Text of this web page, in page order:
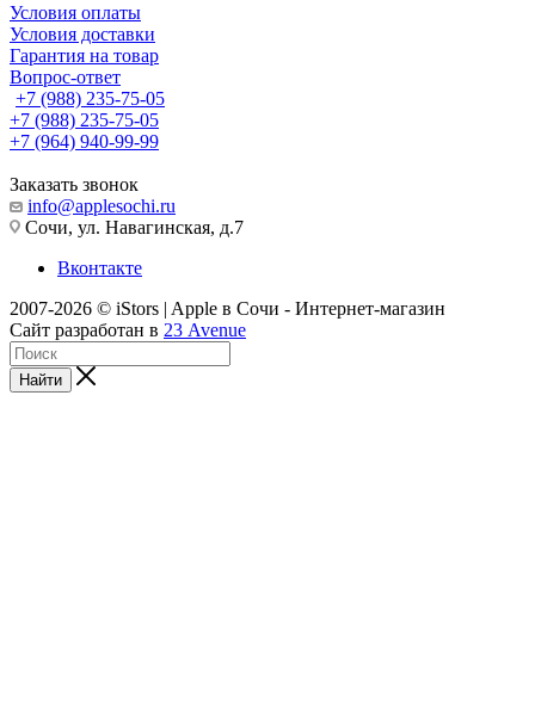
Условия оплаты
Условия доставки
Гарантия на товар
Вопрос-ответ
+7 (988) 235-75-05
+7 (988) 235-75-05
+7 (964) 940-99-99
Заказать звонок
info@applesochi.ru
Сочи, ул. Навагинская, д.7
Вконтакте
2007-2026 © iStors | Apple в Сочи - Интернет-магазин
Сайт разработан в 23 Avenue
Найти